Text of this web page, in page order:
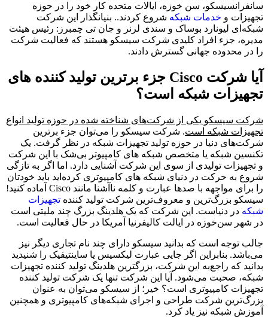
سانفرانسیسکو، سن خوزه، ایالات متحده کار خود را در حوزه
تجهیزات و خدمات شبکه شروع کردند.. بنیانگذار این شرکت
شبکه‌ای لیونارد بوساک و سندی لرنر و جان تی چمبرز: رئیس هیئت
مدیره، جزء افراد کلیدی شرکت سیسکو هستند که فعالیت شرکت
را در محدوده جهانی گسترش دادند.
آیا شرکت Cisco جزء برترین تولید کننده های
تجهیزات شبکه است؟
شرکت سیسکو یکی از شرکت‌های شناخته شده در حوزه تولید انواع
تجهیزات شبکه است. شرکت سیسکو را می‌توان جزء برترین
شرکت‌های دنیا در حوزه تولید تجهیزات شبکه در نظر گرفت. یک
تکنسین شبکه یا متخصص شبکه‌ های کامپیوتر بی‌شک با این شرکت
و تجهیزات تولیدی از سوی این شرکت آشنایی دارد. اما اگر به تازگی
شروع به حرکت در دنیای شبکه های کامپیوتری کرده‌اید باید خودتان
را برای مواجهه با صدها عبارت و کلمه ناآشنا مانند Cisco آماده کنید!
سیسکو بزرگ‌ترین و معروف‌ترین شرکت تولید کننده تجهیزات
شبکه در دنیاست. این شرکت که یک هلدینگ بزرگ چند ملیتی است
در شهر سن‌خوزه در ایالت کالیفرنیا آمریکا در حال فعالیت است.
جالب توجه است که بدانید سیسکو دارای چند نام تجاری دیگر نیز
می‌باشد. بنابراین اگر جایی عبارت لیکسیس یا ساینتیفیک را شنیدید
بدانید که راجع‌به این شرکت، بزرگترین هلدینگ تولید کننده تجهیزات
شبکه، صحبت می‌شود. آیا این شرکت تنها یک شرکت تولید کننده
تجهیزات کامپیوتری است؟ خیر؛ از سیسکو می‌توان به عنوان
بزرگ‌ترین شرکت طراحی و اجرای شبکه‌های کامپیوتری و همچنین
آموزش شبکه نیز یاد کرد.